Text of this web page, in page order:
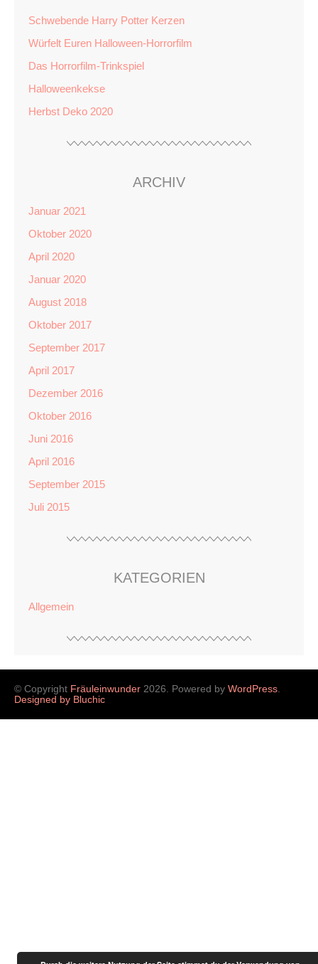
Schwebende Harry Potter Kerzen
Würfelt Euren Halloween-Horrorfilm
Das Horrorfilm-Trinkspiel
Halloweenkekse
Herbst Deko 2020
ARCHIV
Januar 2021
Oktober 2020
April 2020
Januar 2020
August 2018
Oktober 2017
September 2017
April 2017
Dezember 2016
Oktober 2016
Juni 2016
April 2016
September 2015
Juli 2015
KATEGORIEN
Allgemein
© Copyright Fräuleinwunder 2026. Powered by WordPress
Designed by Bluchic